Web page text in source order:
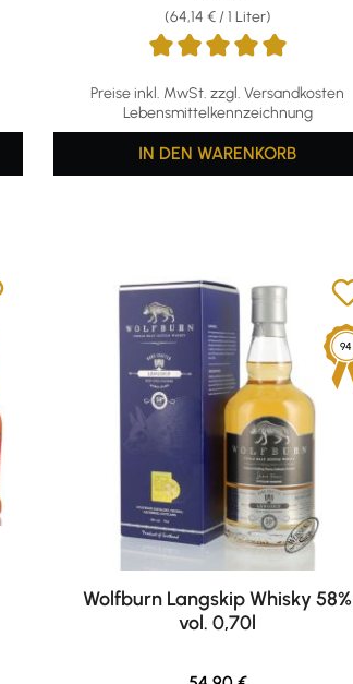
Preise inkl. MwSt. zzgl. Versandkosten
Lebensmittelkennzeichnung
(64,14 € / 1 Liter)
IN DEN WARENKORB
94
Wolfburn Langskip Whisky 58%
vol. 0,70l